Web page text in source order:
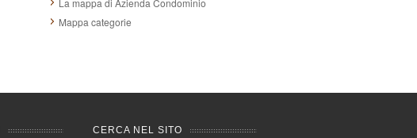
Mappa categorie
CERCA NEL SITO